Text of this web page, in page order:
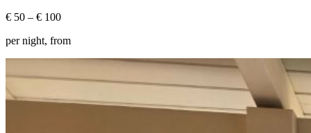
€ 50 – € 100
per night, from